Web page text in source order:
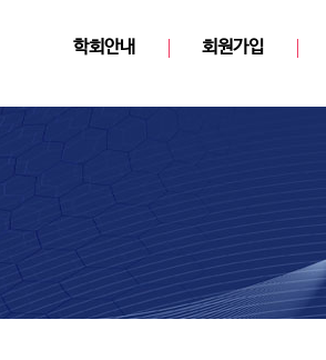
학회안내 회원가입